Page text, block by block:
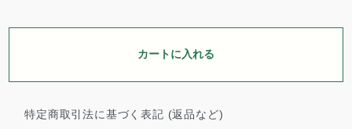
カートに入れる
特定商取引法に基づく表記 (返品など)